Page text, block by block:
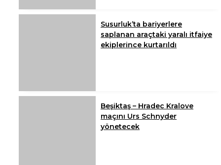
Susurluk’ta bariyerlere
saplanan araçtaki yaralı itfaiye
ekiplerince kurtarıldı
Beşiktaş – Hradec Kralove
maçını Urs Schnyder
yönetecek